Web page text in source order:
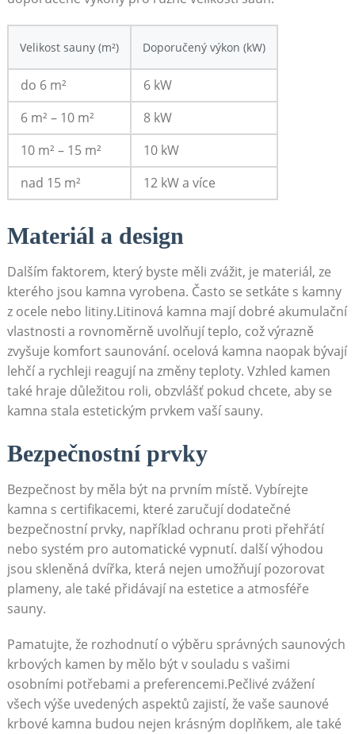
Velikost sauny (m²) Doporučený výkon (kW)
do 6 m²
6 kW
6 m² – 10 m²
8 kW
10 m² – 15 m²
10 kW
nad 15 m²
12 kW a více
Materiál a design
Dalším faktorem, který byste měli zvážit, je materiál, ze
kterého jsou kamna vyrobena. Často se setkáte s kamny
z ocele nebo litiny.Litinová kamna mají dobré akumulační
vlastnosti a rovnoměrně uvolňují teplo, což výrazně
zvyšuje komfort saunování. ocelová kamna naopak bývají
lehčí a rychleji reagují na změny teploty. Vzhled kamen
také hraje důležitou roli, obzvlášť pokud chcete, aby se
kamna stala estetickým prvkem vaší sauny.
Bezpečnostní prvky
Bezpečnost by měla být na prvním místě. Vybírejte
kamna s certifikacemi, které zaručují dodatečné
bezpečnostní prvky, například ochranu proti přehřátí
nebo systém pro automatické vypnutí. další výhodou
jsou skleněná dvířka, která nejen umožňují pozorovat
plameny, ale také přidávají na estetice a atmosféře
sauny.
Pamatujte, že rozhodnutí o výběru správných saunových
krbových kamen by mělo být v souladu s vašimi
osobními potřebami a preferencemi.Pečlivé zvážení
všech výše uvedených aspektů zajistí, že vaše saunové
krbové kamna budou nejen krásným doplňkem, ale také